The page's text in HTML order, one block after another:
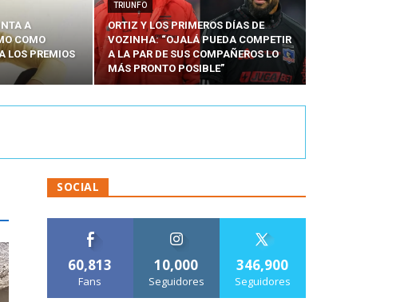
A
COMO
LOS PREMIOS
TRIUNFO
ORTIZ Y LOS PRIMEROS DÍAS DE
VOZINHA: “OJALÁ PUEDA COMPETIR
A LA PAR DE SUS COMPAÑEROS LO
MÁS PRONTO POSIBLE”
SOCIAL
60,813
Fans
10,000
Seguidores
346,900
Seguidores